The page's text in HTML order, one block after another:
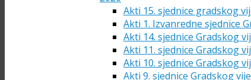
Akti 15. sjednice gradskog
Akti 1. Izvanredne sjednice
Akti 14. sjednice Gradskog
Akti 11. sjednice Gradskog
Akti 10. sjednice Gradskog
Akti 9. sjednice Gradskog